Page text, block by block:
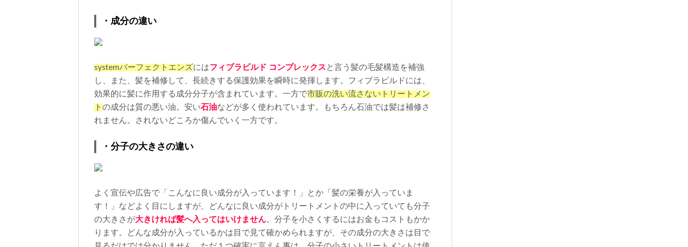
・成分の違い
systemパーフェクトエンズにはフィブラビルド コンプレックス と言う髪の毛髪構造を補強
し、また、髪を補修して、長続きする保護効果を瞬時に発揮します。フィブラビルドには、
効果的に髪に作用する成分分子が含まれています。一方で市販の洗い流さないトリートメン
ト の成分は質の悪い油。安い石油などが多く使われています。もちろん石油では髪は補修さ
れません。されないどころか傷んでいく一方です。
・分子の大きさの違い
よく宣伝や広告で「こんなに良い成分が入っています！」とか「髪の栄養が入っていま
す！」などよく目にしますが、どんなに良い成分がトリートメントの中に入っていても分子
の大きさが大きければ髪へ入ってはいけません。分子を小さくするにはお金もコストもかか
ります。どんな成分が入っているかは目で見て確かめられますが、その成分の大きさは目で